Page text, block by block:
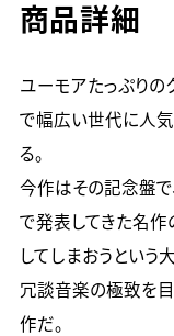
商品詳細
ユーモアたっぷりの
で幅広い世代に人
る。
今作はその記念盤で
で発表してきた名作
してしまおうという
冗談音楽の極致を目
作だ。